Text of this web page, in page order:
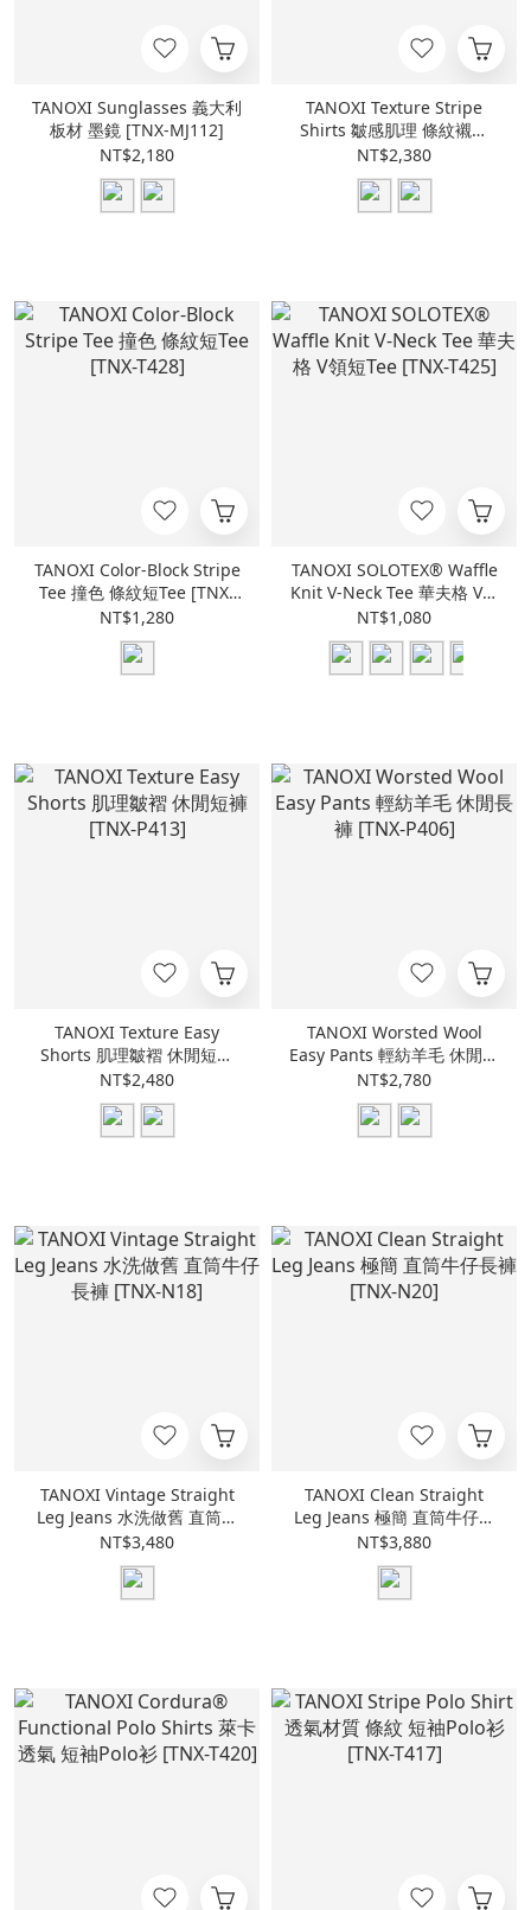
TANOXI Sunglasses 義大利
板材 墨鏡 [TNX-MJ112]
NT$2,180
TANOXI Texture Stripe
Shirts 皺感肌理 條紋襯衫
[TNX-S105]
NT$2,380
TANOXI Color-Block Stripe
Tee 撞色 條紋短Tee [TNX-
T428]
NT$1,280
TANOXI SOLOTEX® Waffle
Knit V-Neck Tee 華夫格 V領
短Tee [TNX-T425]
NT$1,080
TANOXI Texture Easy
Shorts 肌理皺褶 休閒短褲
[TNX-P413]
NT$2,480
TANOXI Worsted Wool
Easy Pants 輕紡羊毛 休閒長
褲 [TNX-P406]
NT$2,780
TANOXI Vintage Straight
Leg Jeans 水洗做舊 直筒牛
仔長褲 [TNX-N18]
NT$3,480
TANOXI Clean Straight
Leg Jeans 極簡 直筒牛仔長
褲 [TNX-N20]
NT$3,880